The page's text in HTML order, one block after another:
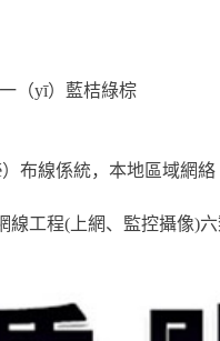
（yī）藍桔綠棕
布線係統，本地區域網
工程(上網、監控攝像)六